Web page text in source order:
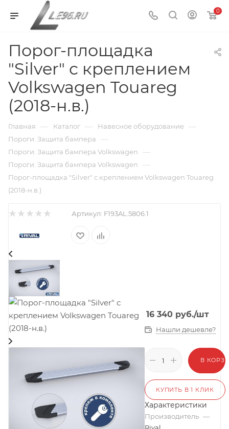
0
Порог-площадка
"Silver" с креплением
Volkswagen Touareg
(2018-н.в.)
Главная — Каталог — Навесное оборудование —
Пороги. Защита бампера —
Пороги. Защита бампера Volkswagen —
Пороги. Защита бампера Volkswagen —
Порог-площадка "Silver" с креплением Volkswagen Touareg
(2018-н.в.)
Артикул: F193AL.5806.1
16 340 руб./шт
Нашли дешевле?
В
КУПИТЬ В 1 КЛИК
Характеристики
Производитель —